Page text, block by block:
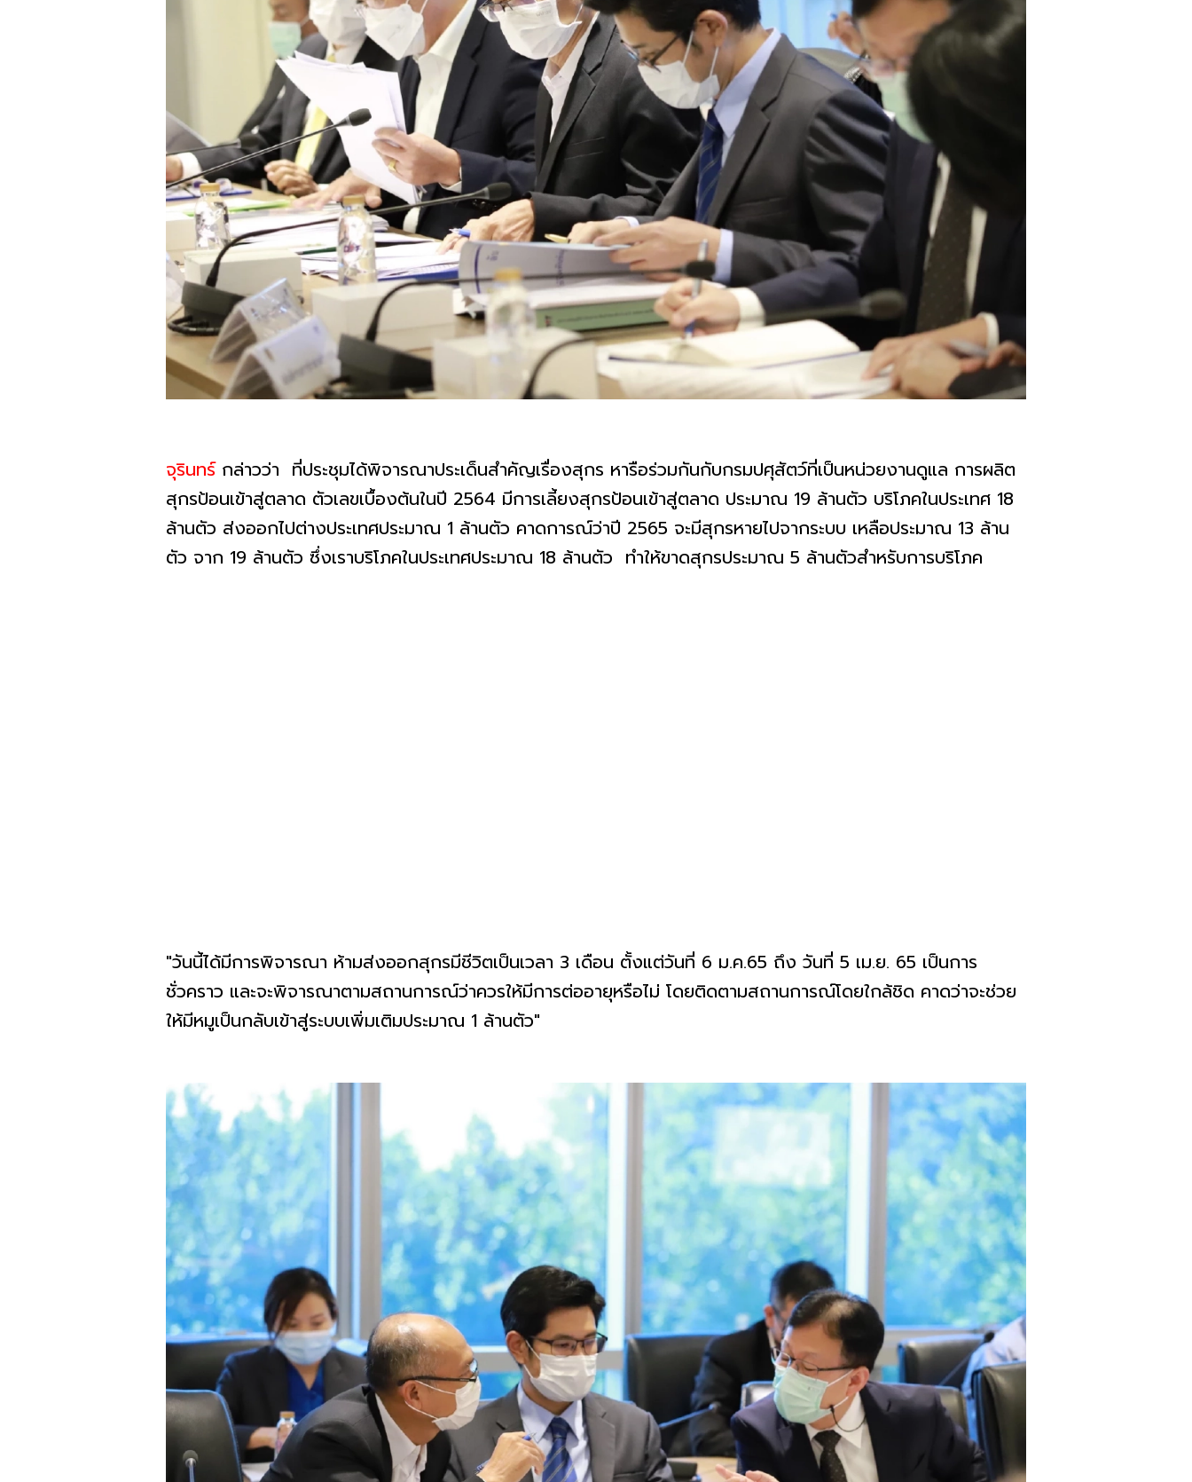
จุรินทร์ กล่าวว่า ที่ประชุมได้พิจารณาประเด็นสำคัญเรื่องสุกร หารือร่วมกันกับกรมปศุสัตว์ที่เป็นหน่วยงานดูแล การผลิต
สุกรป้อนเข้าสู่ตลาด ตัวเลขเบื้องต้นในปี 2564 มีการเลี้ยงสุกรป้อนเข้าสู่ตลาด ประมาณ 19 ล้านตัว บริโภคในประเทศ 18
ล้านตัว ส่งออกไปต่างประเทศประมาณ 1 ล้านตัว คาดการณ์ว่าปี 2565 จะมีสุกรหายไปจากระบบ เหลือประมาณ 13 ล้าน
ตัว จาก 19 ล้านตัว ซึ่งเราบริโภคในประเทศประมาณ 18 ล้านตัว ทำให้ขาดสุกรประมาณ 5 ล้านตัวสำหรับการบริโภค
"วันนี้ได้มีการพิจารณา ห้ามส่งออกสุกรมีชีวิตเป็นเวลา 3 เดือน ตั้งแต่วันที่ 6 ม.ค.65 ถึง วันที่ 5 เม.ย. 65 เป็นการ
ชั่วคราว และจะพิจารณาตามสถานการณ์ว่าควรให้มีการต่ออายุหรือไม่ โดยติดตามสถานการณ์โดยใกล้ชิด คาดว่าจะช่วย
ให้มีหมูเป็นกลับเข้าสู่ระบบเพิ่มเติมประมาณ 1 ล้านตัว"